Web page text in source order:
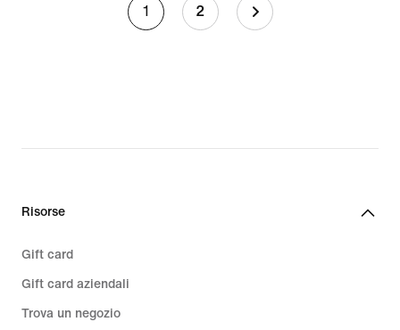
1 2
Risorse
Gift card
Gift card aziendali
Trova un negozio